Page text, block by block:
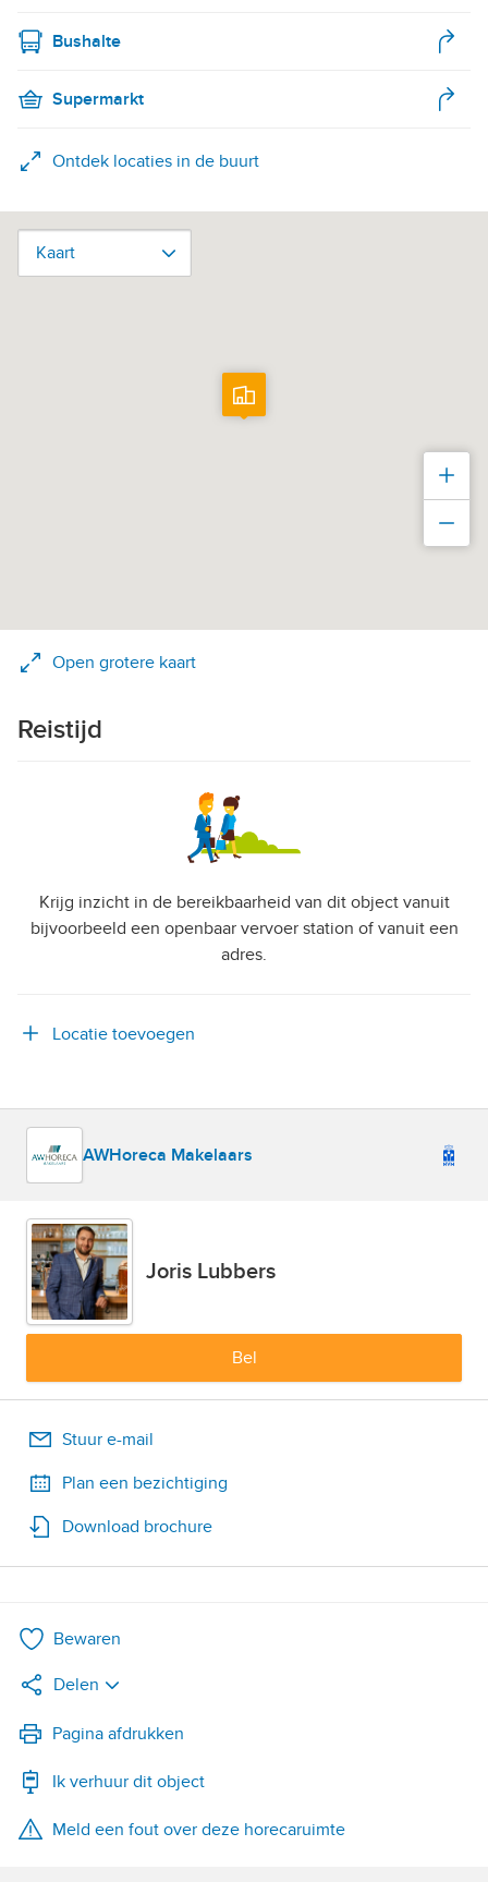
AWHoreca Makelaars
Joris Lubbers
Bel
Stuur e-mail
Plan een bezichtiging
Download brochure
Bushalte
Supermarkt
Ontdek locaties in de buurt
Kaart
Kaart
Open grotere kaart
Reistijd
Krijg inzicht in de bereikbaarheid van dit object vanuit
bijvoorbeeld een openbaar vervoer station of vanuit een
adres.
Locatie toevoegen
Bewaren
Delen
LinkedIn
WhatsApp
X
Pagina afdrukken
Ik verhuur dit object
Meld een fout over deze horecaruimte